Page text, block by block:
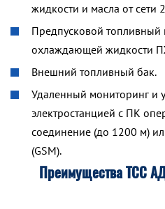
жидкости и масла от сети
Предпусковой топливный
охлаждающей жидкости
Внешний топливный бак.
Удаленный мониторинг и
электростанцией с ПК
соединение (до 1200 м)
(GSM).
Преимущества ТСС